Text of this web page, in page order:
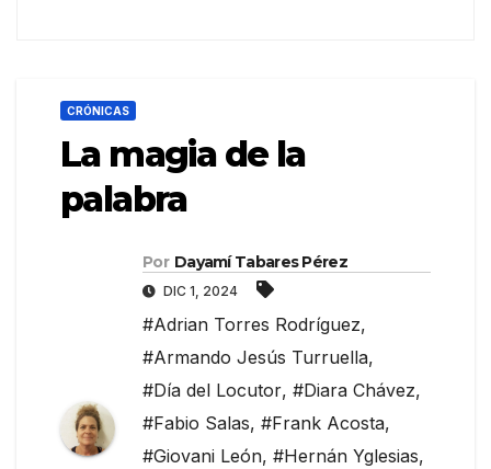
CRÓNICAS
La magia de la
palabra
Por Dayamí Tabares Pérez
DIC 1, 2024
#Adrian Torres Rodríguez,
#Armando Jesús Turruella,
#Día del Locutor, #Diara Chávez,
#Fabio Salas, #Frank Acosta,
#Giovani León, #Hernán Yglesias,